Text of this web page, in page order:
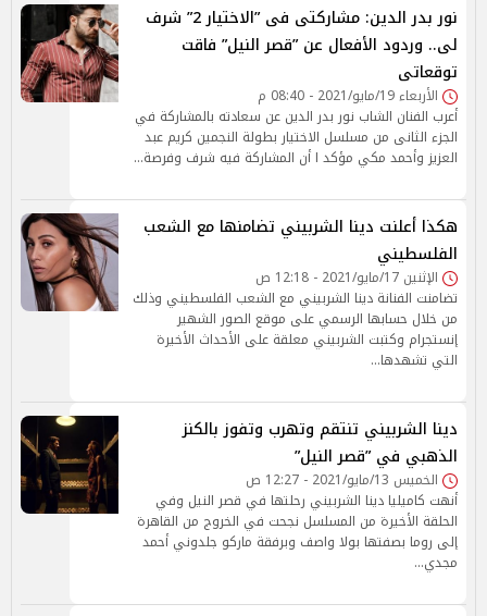
نور بدر الدين: مشاركتى فى ”الاختيار 2” شرف
لى.. وردود الأفعال عن ”قصر النيل” فاقت
توقعاتى
الأربعاء 19/مايو/2021 - 08:40 م
أعرب الفنان الشاب نور بدر الدين عن سعادته بالمشاركة في
الجزء الثانى من مسلسل الاختيار بطولة النجمين كريم عبد
العزيز وأحمد مكي مؤكد ا أن المشاركة فيه شرف وفرصة…
هكذا أعلنت دينا الشربيني تضامنها مع الشعب
الفلسطيني
الإثنين 17/مايو/2021 - 12:18 ص
تضامنت الفنانة دينا الشربيني مع الشعب الفلسطيني وذلك
من خلال حسابها الرسمي على موقع الصور الشهير
إنستجرام وكتبت الشربيني معلقة على الأحداث الأخيرة
التي تشهدها…
دينا الشربيني تنتقم وتهرب وتفوز بالكنز
الذهبي في ”قصر النيل”
الخميس 13/مايو/2021 - 12:27 ص
أنهت كاميليا دينا الشربيني رحلتها في قصر النيل وفي
الحلقة الأخيرة من المسلسل نجحت في الخروج من القاهرة
إلى روما بصفتها بولا واصف وبرفقة ماركو جلدوني أحمد
مجدي…